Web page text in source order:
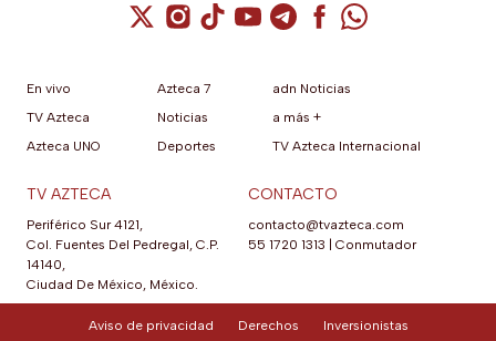
Cuenta de X / Twitter (se abre en una
Cuenta de Instagram (se abre en una
Cuenta de TikTok (se abre en
Cuenta de YouTube (se abre
Cuenta de Telegram (se
Cuenta de
Cuenta de
En vivo
TV Azteca
Azteca UNO
Azteca 7
Noticias
Deportes
adn Noticias
a más +
TV Azteca Internacional
TV AZTECA
Periférico Sur 4121,
Col. Fuentes Del Pedregal, C.P.
14140,
Ciudad De México, México.
CONTACTO
contacto@tvazteca.com
55 1720 1313 | Conmutador
Aviso de privacidad Derechos Inversionistas